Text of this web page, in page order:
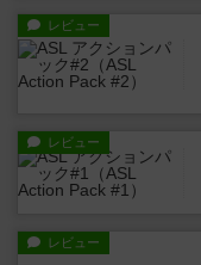
レビュー
レビュー
レビュー